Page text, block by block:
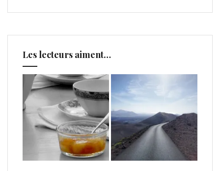
Les lecteurs aiment…